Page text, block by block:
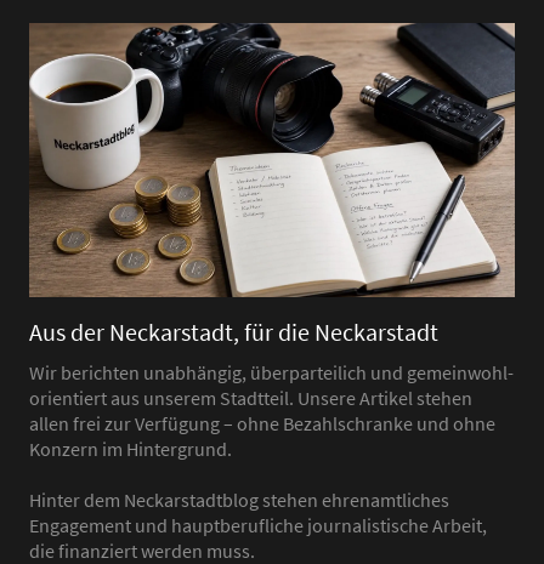
Aus der Neckarstadt, für die Neckarstadt
Wir berichten unabhängig, überparteilich und gemeinwohl-
orientiert aus unserem Stadtteil. Unsere Artikel stehen
allen frei zur Verfügung – ohne Bezahlschranke und ohne
Konzern im Hintergrund.
Hinter dem Neckarstadtblog stehen ehrenamtliches
Engagement und hauptberufliche journalistische Arbeit,
die finanziert werden muss.